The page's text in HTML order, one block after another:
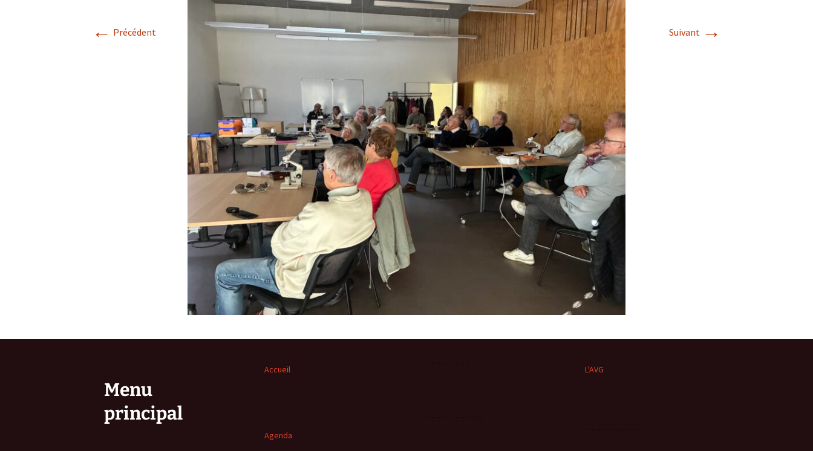
Conférences
Expositions,
Conférences…
Roches
Lames minces de roches
Minéraux
Inventaire des minéraux
vendéens
Fossiles
Paysages, affleurements
Photos de groupes
Diaporamas
Galerie de vidéos
Cartes – schémas –
Echelles des temps
Carnets de voyages
Analyse de livres, revues,
…
← Précédent Suivant →
Menu
principal
Accueil L'AVG
Agenda